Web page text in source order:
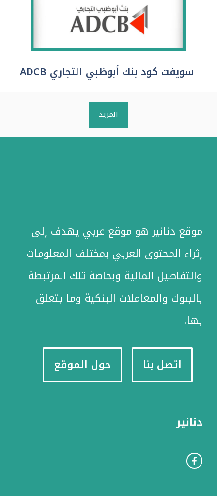
سويفت كود بنك أبوظبي التجاري ADCB
المزيد
موقع دنانير هو موقع عربي يهدف إلى
إثراء المحتوى العربي بمختلف المعلومات
والتفاصيل المالية وبخاصة تلك المرتبطة
بالبنوك والمعاملات البنكية وما يتعلق
بها.
اتصل بنا حول الموقع
دنانير